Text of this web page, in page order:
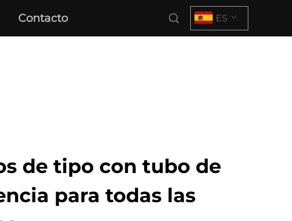
Contacto ES
de tipo con tubo de
para todas las